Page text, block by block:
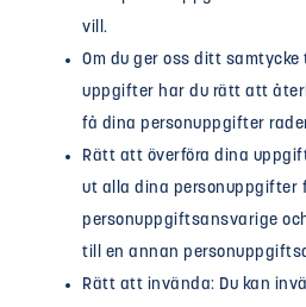
vill.
Om du ger oss ditt
uppgifter har du rätt att
få dina personuppgifter
Rätt att överföra dina
ut alla dina personuppgifter
personuppgiftsansvarige
till en annan
Rätt att invända: Du kan